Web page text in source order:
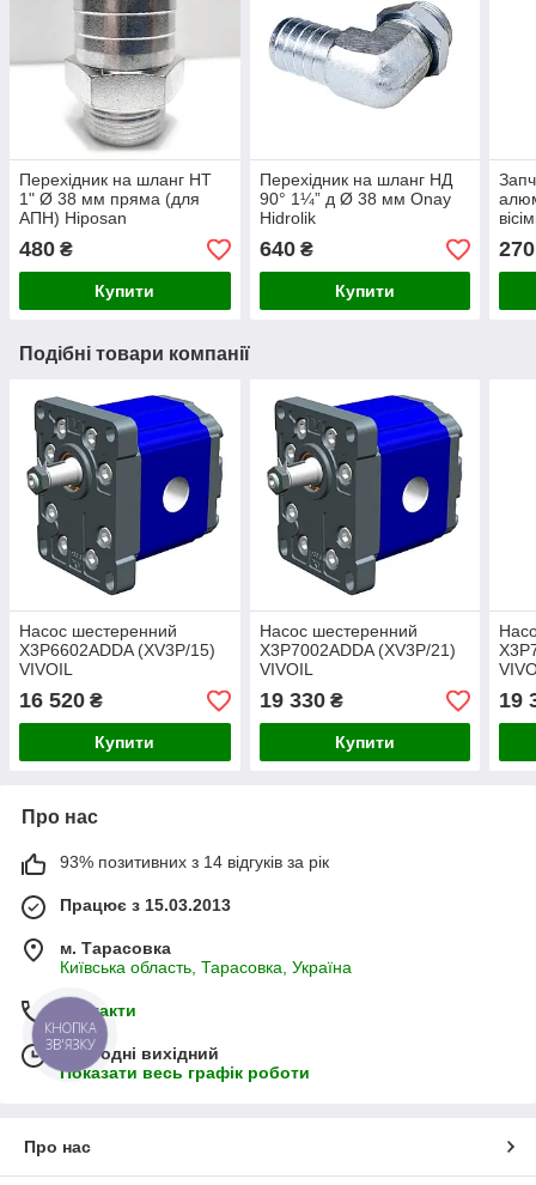
Перехідник на шланг НТ
1" Ø 38 мм пряма (для
АПН) Hiposan
480 ₴
Купити
Перехідник на шланг НД
90° 1¼” д Ø 38 мм Onay
Hidrolik
640₴
Купити
270
Подібні товари компанії
Насос шестеренний
X3P6602ADDA (XV3P/15)
VIVOIL
16 520 ₴
Купити
Насос шестеренний
X3P7002ADDA (XV3P/21)
VIVOIL
19 330₴
Купити
19
Про нас
93% позитивних з 14 відгуків за рік
Працює з 15.03.2013
м. Тарасовка
Київська область, Тарасовка, Україна
Контакти
Сьогодні вихідний
Показати весь графік роботи
Про нас
КНОПКА
ЗВ'ЯЗКУ